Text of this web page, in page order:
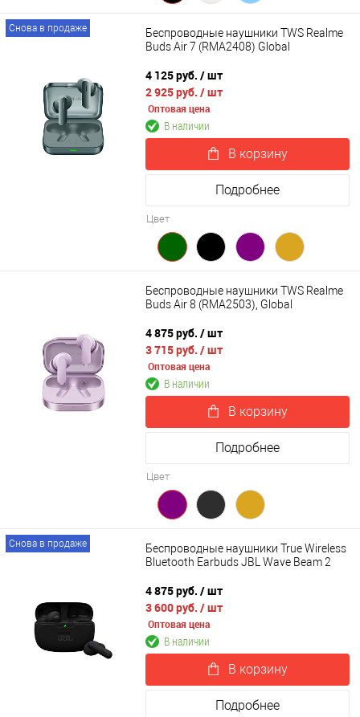
Снова в продаже
Беспроводные наушники TWS Realme
Buds Air 7 (RMA2408) Global
4 125 руб. / шт
2 925 руб. / шт
Оптовая цена
В наличии
В корзину
Подробнее
Цвет
Беспроводные наушники TWS Realme
Buds Air 8 (RMA2503), Global
4 875 руб. / шт
3 715 руб. / шт
Оптовая цена
В наличии
В корзину
Подробнее
Цвет
Снова в продаже
Беспроводные наушники True Wireless
Bluetooth Earbuds JBL Wave Beam 2
4 875 руб. / шт
3 600 руб. / шт
Оптовая цена
В наличии
В корзину
Подробнее